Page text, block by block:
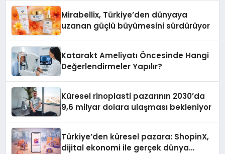
Mirabellix, Türkiye’den dünyaya
uzanan güçlü büyümesini sürdürüyor
Katarakt Ameliyatı Öncesinde Hangi
Değerlendirmeler Yapılır?
Küresel rinoplasti pazarının 2030’da
9,6 milyar dolara ulaşması bekleniyor
Türkiye’den küresel pazara: ShopinX,
dijital ekonomi ile gerçek dünya